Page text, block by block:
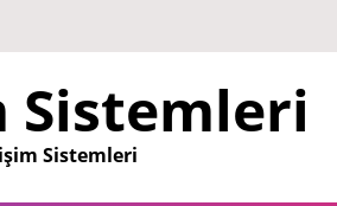
Sistemleri
Sistemleri